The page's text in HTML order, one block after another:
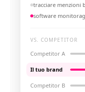
tracciare menzioni
software
VS. COMPETITOR
Competitor A
Il tuo brand
Competitor B